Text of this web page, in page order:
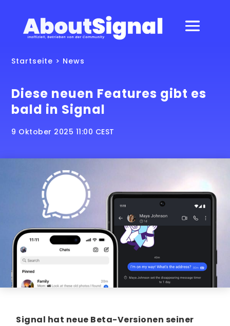
Startseite > News
Diese neuen Features gibt es
bald in Signal
9 Oktober 2025 11:00 CEST
Signal hat neue Beta-Versionen seiner